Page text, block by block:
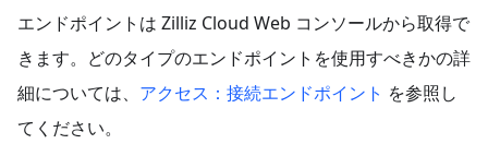
エンドポイントは Zilliz Cloud Web コンソールから取得で
きます。どのタイプのエンドポイントを使用すべきかの詳
細については、 アクセス：接続エンドポイント を参照し
てください。